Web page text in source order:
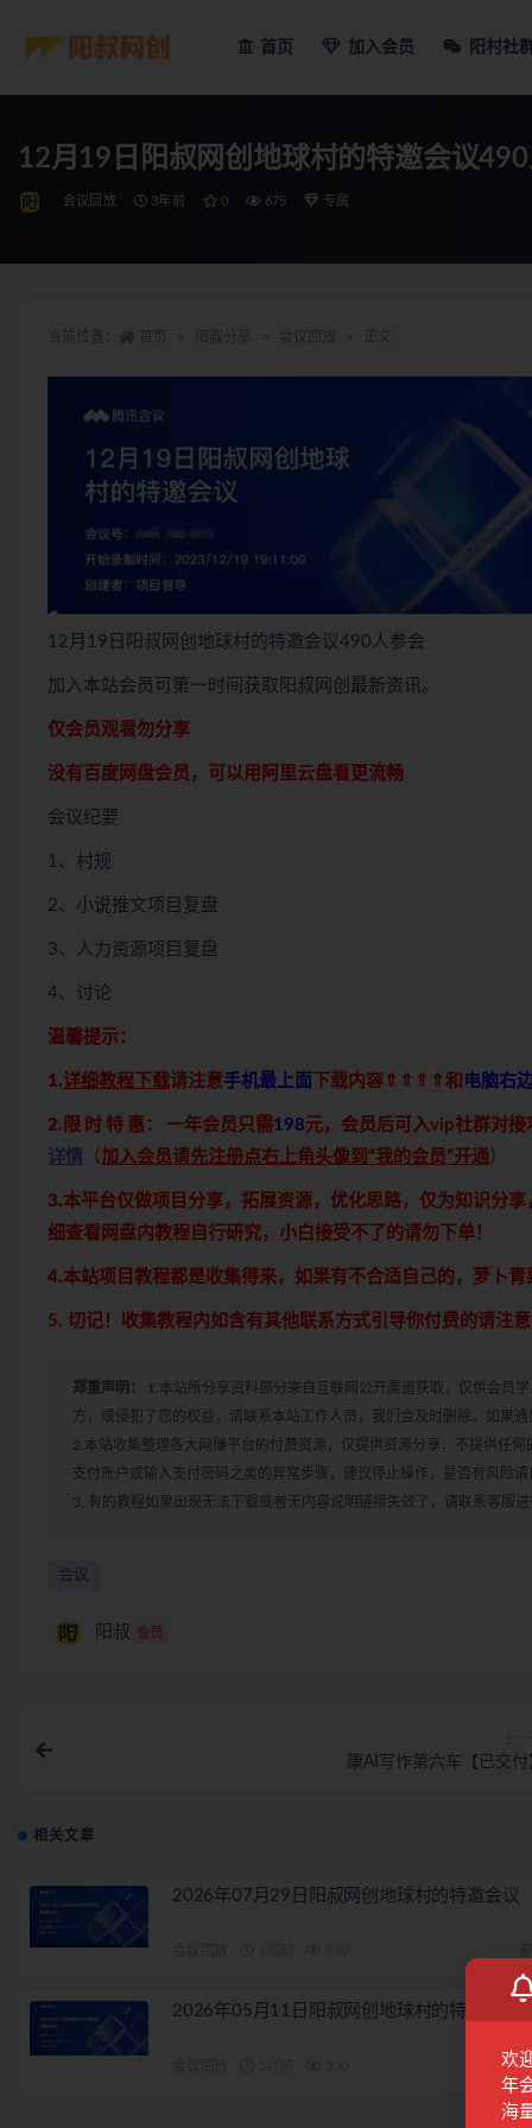
首页 加入会员 阳村社
12月19日阳叔网创地球村的特邀会议
会议回放 3年前 0 675 专属
12月19日阳叔网创地球村的特邀会议490人参会
加入本站会员可第一时间获取阳叔网创最新资讯。
仅会员观看勿分享
没有百度网盘会员，可以用阿里云盘看更流畅
会议纪要
1、村规
2、小说推文项目复盘
3、人力资源项目复盘
4、讨论
温馨提示：
1.详细教程下载请注意手机最上面 下载内容⇑⇑⇑⇑和 电脑右
2.限 时 特 惠： 一年会员只需198元，会员后可入vip社群对接
详情 （ 加入会员请先注册点右上角头像到“我的会员”开通）
3.本平台仅做项目分享，拓展资源，优化思路，仅为知识分
细查看网盘内教程自行研究，小白接受不了的请勿下单！
4.本站项目教程都是收集得来，如果有不合适自己的，萝卜
5. 切记！收集教程内如含有其他联系方式引导你付费的请注
郑重声明：
1.本站所分享资料部分来自互联网公开渠道获取，仅供会员
方，或侵犯了您的权益，请联系本站工作人员，我们会及时删除。如果
2.本站收集整理各大网赚平台的付费资源，仅提供资源分享，不提供任
支付账户或输入支付密码之类的异常步骤，建议停止操作，是否有风险请
3. 有的教程如果出现无法下载或者无内容说明链接失效了，请联系客服进
会议
阳叔 会员
康AI写作第六车【已交付
相关文章
2026年07月29日阳叔网创地球村的特邀会议
2026年05月11日阳叔网创地球村的特邀会议
欢
年
海